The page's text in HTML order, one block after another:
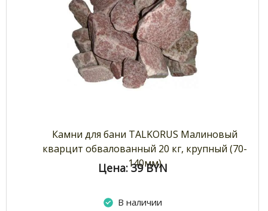
Камни для бани TALKORUS Малиновый
кварцит обвалованный 20 кг, крупный (70-
140мм)
Цена: 39 BYN
В наличии